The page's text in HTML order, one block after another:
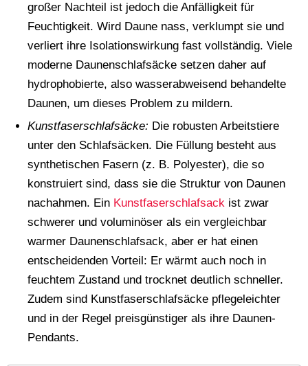
großer Nachteil ist jedoch die Anfälligkeit für
Feuchtigkeit. Wird Daune nass, verklumpt sie und
verliert ihre Isolationswirkung fast vollständig. Viele
moderne Daunenschlafsäcke setzen daher auf
hydrophobierte, also wasserabweisend behandelte
Daunen, um dieses Problem zu mildern.
Kunstfaserschlafsäcke: Die robusten Arbeitstiere
unter den Schlafsäcken. Die Füllung besteht aus
synthetischen Fasern (z. B. Polyester), die so
konstruiert sind, dass sie die Struktur von Daunen
nachahmen. Ein Kunstfaserschlafsack ist zwar
schwerer und voluminöser als ein vergleichbar
warmer Daunenschlafsack, aber er hat einen
entscheidenden Vorteil: Er wärmt auch noch in
feuchtem Zustand und trocknet deutlich schneller.
Zudem sind Kunstfaserschlafsäcke pflegeleichter
und in der Regel preisgünstiger als ihre Daunen-
Pendants.